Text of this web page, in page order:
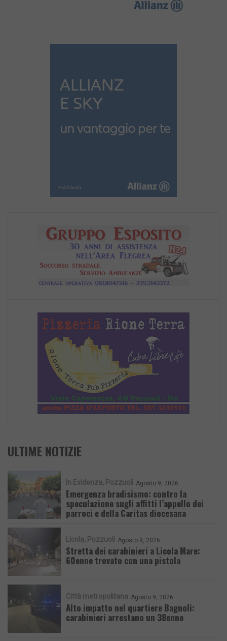
ULTIME NOTIZIE
In Evidenza Pozzuoli Agosto 9, 2026
Emergenza bradisismo: contro la
speculazione sugli affitti l’appello dei
parroci e della Caritas diocesana
Licola Pozzuoli Agosto 9, 2026
Stretta dei carabinieri a Licola Mare:
60enne trovato con una pistola
Città metropolitana Agosto 9, 2026
Alto impatto nel quartiere Bagnoli:
carabinieri arrestano un 38enne